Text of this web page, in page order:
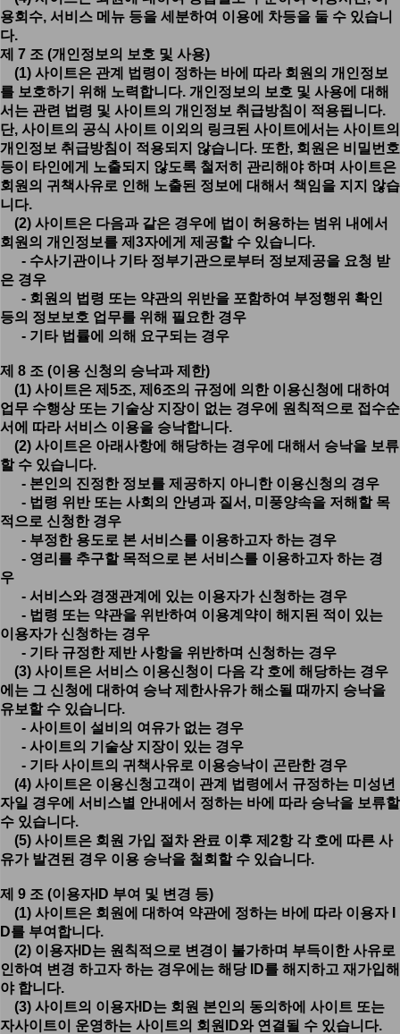
용회수, 서비스 메뉴 등을 세분하여 이용에 차등을 둘 수 있습니
다.
제 7 조 (개인정보의 보호 및 사용)
(1) 사이트은 관계 법령이 정하는 바에 따라 회원의 개인정보
를 보호하기 위해 노력합니다. 개인정보의 보호 및 사용에 대해
서는 관련 법령 및 사이트의 개인정보 취급방침이 적용됩니다.
단, 사이트의 공식 사이트 이외의 링크된 사이트에서는 사이트의
개인정보 취급방침이 적용되지 않습니다. 또한, 회원은 비밀번호
등이 타인에게 노출되지 않도록 철저히 관리해야 하며 사이트은
회원의 귀책사유로 인해 노출된 정보에 대해서 책임을 지지 않습
니다.
(2) 사이트은 다음과 같은 경우에 법이 허용하는 범위 내에서
회원의 개인정보를 제3자에게 제공할 수 있습니다.
- 수사기관이나 기타 정부기관으로부터 정보제공을 요청 받
은 경우
- 회원의 법령 또는 약관의 위반을 포함하여 부정행위 확인
등의 정보보호 업무를 위해 필요한 경우
- 기타 법률에 의해 요구되는 경우
제 8 조 (이용 신청의 승낙과 제한)
(1) 사이트은 제5조, 제6조의 규정에 의한 이용신청에 대하여
업무 수행상 또는 기술상 지장이 없는 경우에 원칙적으로 접수순
서에 따라 서비스 이용을 승낙합니다.
(2) 사이트은 아래사항에 해당하는 경우에 대해서 승낙을 보류
할 수 있습니다.
- 본인의 진정한 정보를 제공하지 아니한 이용신청의 경우
- 법령 위반 또는 사회의 안녕과 질서, 미풍양속을 저해할 목
적으로 신청한 경우
- 부정한 용도로 본 서비스를 이용하고자 하는 경우
- 영리를 추구할 목적으로 본 서비스를 이용하고자 하는 경
우
- 서비스와 경쟁관계에 있는 이용자가 신청하는 경우
- 법령 또는 약관을 위반하여 이용계약이 해지된 적이 있는
이용자가 신청하는 경우
- 기타 규정한 제반 사항을 위반하며 신청하는 경우
(3) 사이트은 서비스 이용신청이 다음 각 호에 해당하는 경우
에는 그 신청에 대하여 승낙 제한사유가 해소될 때까지 승낙을
유보할 수 있습니다.
- 사이트이 설비의 여유가 없는 경우
- 사이트의 기술상 지장이 있는 경우
- 기타 사이트의 귀책사유로 이용승낙이 곤란한 경우
(4) 사이트은 이용신청고객이 관계 법령에서 규정하는 미성년
자일 경우에 서비스별 안내에서 정하는 바에 따라 승낙을 보류할
수 있습니다.
(5) 사이트은 회원 가입 절차 완료 이후 제2항 각 호에 따른 사
유가 발견된 경우 이용 승낙을 철회할 수 있습니다.
제 9 조 (이용자ID 부여 및 변경 등)
(1) 사이트은 회원에 대하여 약관에 정하는 바에 따라 이용자 I
D를 부여합니다.
(2) 이용자ID는 원칙적으로 변경이 불가하며 부득이한 사유로
인하여 변경 하고자 하는 경우에는 해당 ID를 해지하고 재가입해
야 합니다.
(3) 사이트의 이용자ID는 회원 본인의 동의하에 사이트 또는
자사이트이 운영하는 사이트의 회원ID와 연결될 수 있습니다.